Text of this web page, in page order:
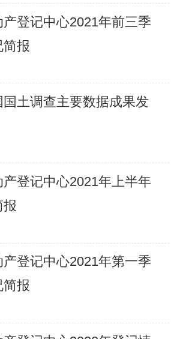
登记中心2021年前三季
简报
土调查主要数据成果发
登记中心2021年上半年
报
登记中心2021年第一季
简报